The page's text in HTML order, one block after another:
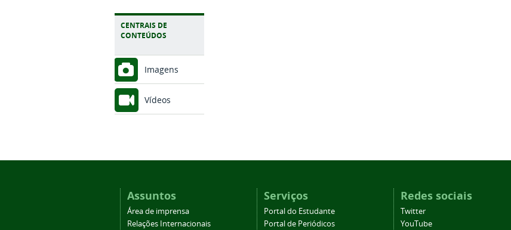
CENTRAIS DE
CONTEÚDOS
Imagens
Vídeos
Assuntos
Área de imprensa
Relações Internacionais
Serviços
Portal do Estudante
Portal de Periódicos
Redes sociais
Twitter
YouTube